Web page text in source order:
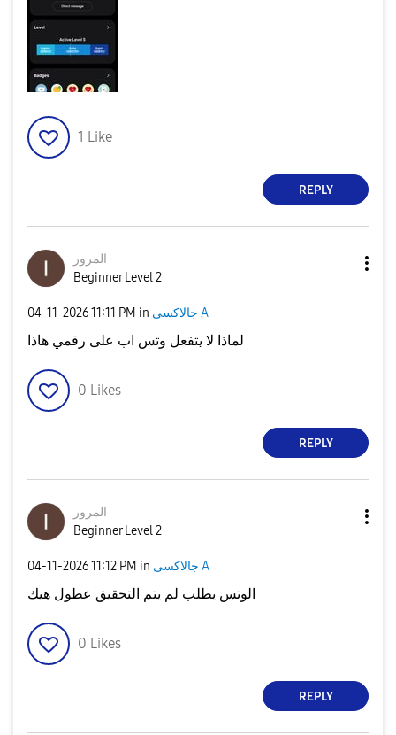
1 Like
REPLY
المرور
Beginner Level 2
‎04-11-202611:11 PM in جالاكسى A
لماذا لا يتفعل وتس اب على رقمي هاذا
0 Likes
REPLY
المرور
Beginner Level 2
‎04-11-202611:12 PM in جالاكسى A
الوتس يطلب لم يتم التحقيق عطول هيك
0 Likes
REPLY